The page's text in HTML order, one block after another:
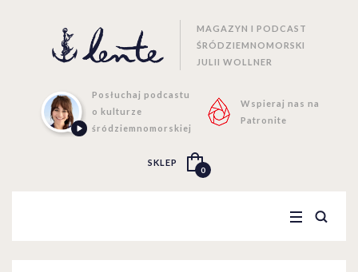
MAGAZYN I PODCAST
ŚRÓDZIEMNOMORSKI
JULII WOLLNER
Posłuchaj podcastu
o kulturze
śródziemnomorskiej
Wspieraj nas na
Patronite
SKLEP
0